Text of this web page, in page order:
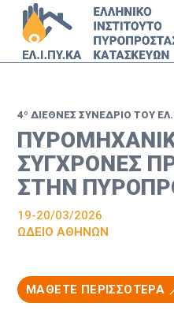
4º ΔΙΕΘΝΕΣ ΣΥΝΕΔΡΙΟ ΤΟΥ
ΣΥΓΧΡΟΝΕΣ
ΣΤΗΝ
19-20/03/2026
ΩΔΕΙΟ ΑΘΗΝΩΝ
ΜΑΘΕΤΕ ΠΕΡΙΣΣΟΤΕΡΑ